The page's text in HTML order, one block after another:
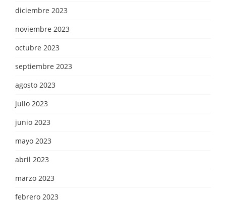
diciembre 2023
noviembre 2023
octubre 2023
septiembre 2023
agosto 2023
julio 2023
junio 2023
mayo 2023
abril 2023
marzo 2023
febrero 2023